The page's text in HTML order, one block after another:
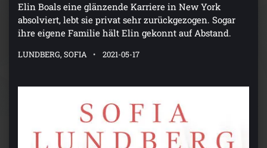
Elin Boals eine glänzende Karriere in New York
absolviert, lebt sie privat sehr zurückgezogen. Sogar
ihre eigene Familie hält Elin gekonnt auf Abstand.
LUNDBERG, SOFIA 2021-05-17